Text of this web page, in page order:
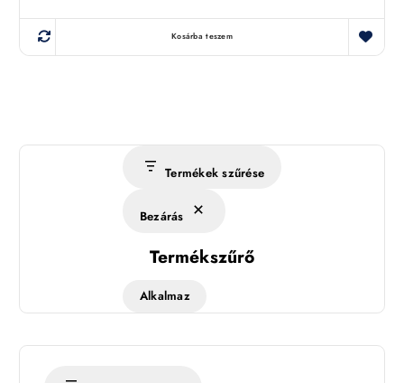
Kosárba teszem
Termékek szűrése
Bezárás
Termékszűrő
Alkalmaz